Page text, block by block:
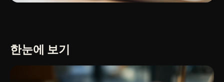
한눈에 보기